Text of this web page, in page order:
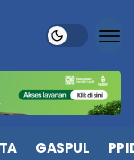
GASPUL